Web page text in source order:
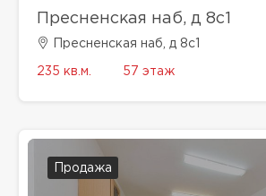
Пресненская наб, д 8с1
Пресненская наб, д 8с1
235 кв.м. 57 этаж
Продажа